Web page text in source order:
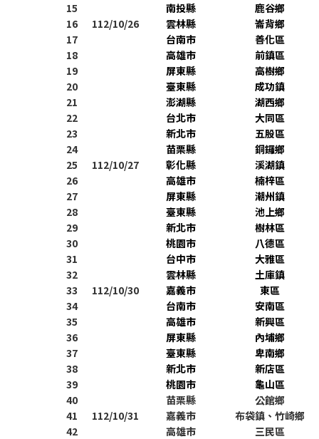
112/10/26
15
南投縣
鹿谷鄉
16
雲林縣
崙背鄉
17
台南市
善化區
18
高雄市
前鎮區
19
屏東縣
高樹鄉
20
臺東縣
成功鎮
21
澎湖縣
湖西鄉
22
112/10/27
台北市
大同區
23
新北市
五股區
24
苗栗縣
銅鑼鄉
25
彰化縣
溪湖鎮
26
高雄市
楠梓區
27
屏東縣
潮州鎮
28
臺東縣
池上鄉
29
112/10/30
新北市
樹林區
30
桃園市
八德區
31
台中市
大雅區
32
雲林縣
土庫鎮
33
嘉義市
東區
34
台南市
安南區
35
高雄市
新興區
36
屏東縣
內埔鄉
37
臺東縣
卑南鄉
38
112/10/31
新北市
新店區
39
桃園市
龜山區
40
苗栗縣
公館鄉
41
嘉義市
布袋鎮、竹崎鄉
42
高雄市
三民區